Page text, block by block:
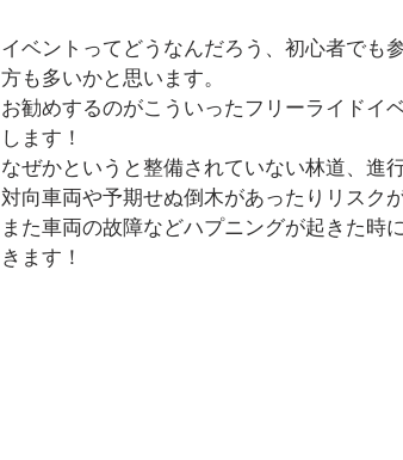
イベントってどうなんだろう、初心者でも
方も多いかと思います。
お勧めするのがこういったフリーライドイ
します！
なぜかというと整備されていない林道、進
対向車両や予期せぬ倒木があったりリスク
また車両の故障などハプニングが起きた時
きます！